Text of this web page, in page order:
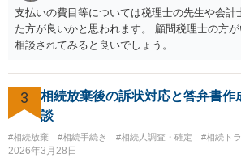
支払いの費目等については税理士の先生や会計
た方が良いかと思われます。 顧問税理士の方
相談されてみると良いでしょう。
3
相続放棄後の訴状対応と答弁書作
談
#相続放棄 #相続手続き #相続人調査・確定 #相続ト
2026年3月28日